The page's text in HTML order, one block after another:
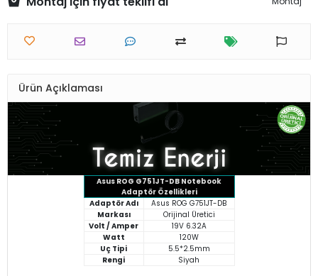
Ürün Açıklaması
Asus ROG G751JT-DB Notebook
Adaptör Özellikleri
Adaptör Adı
Asus ROG G751JT-DB
Markası
Orijinal Üretici
Volt / Amper
19V 6.32A
Watt
120W
Uç Tipi
5.5*2.5mm
Rengi
Siyah